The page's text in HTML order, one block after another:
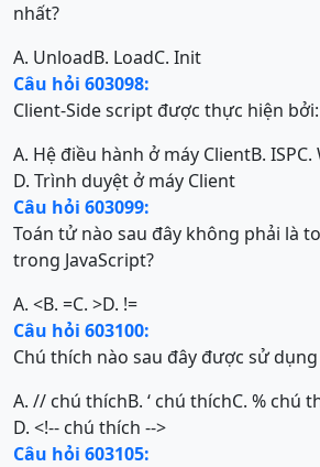
nhất?
A. UnloadB. LoadC. Init
Câu hỏi 603098:
Client-Side script được thực hiện bởi:
A. Hệ điều hành ở máy ClientB. ISPC.
D. Trình duyệt ở máy Client
Câu hỏi 603099:
Toán tử nào sau đây không phải là
trong JavaScript?
A. <B. =C. >D. !=
Câu hỏi 603100:
Chú thích nào sau đây được sử
A. // chú thíchB. ‘ chú thíchC. % chú
D. <!-- chú thích -->
Câu hỏi 603105: